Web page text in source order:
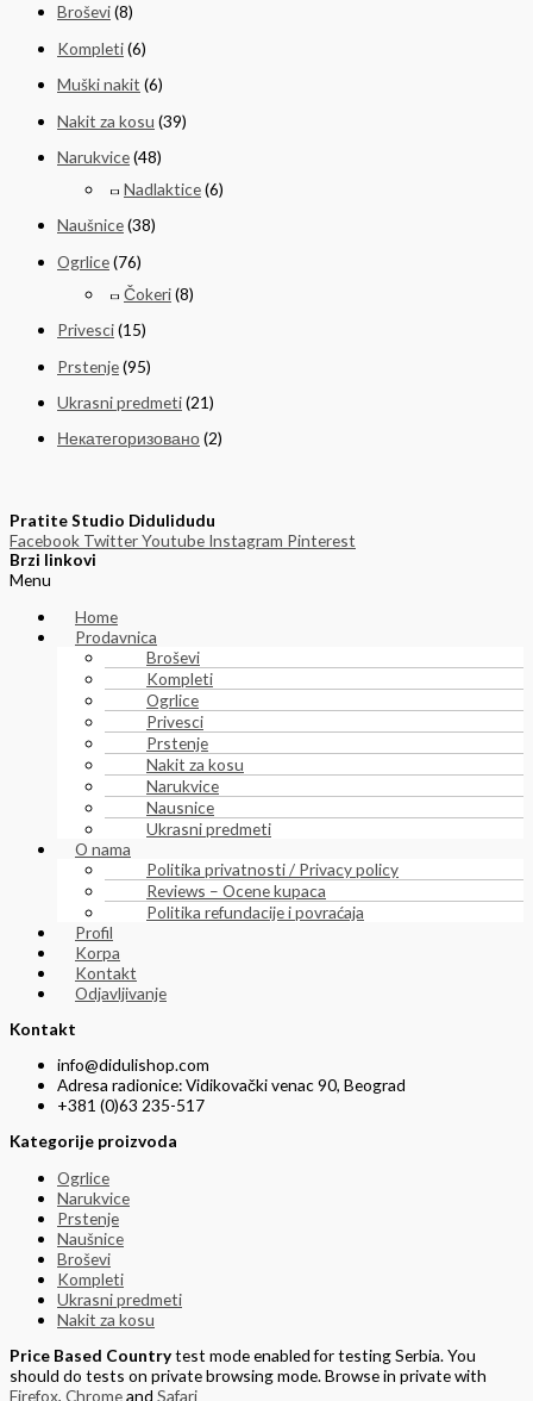
Broševi(8)
Kompleti(6)
Muški nakit (6)
Nakit za kosu (39)
Narukvice(48)
Nadlaktice(6)
Naušnice(38)
Ogrlice(76)
Čokeri(8)
Privesci(15)
Prstenje(95)
Ukrasni predmeti(21)
Некатегоризовано(2)
Pratite Studio Didulidudu
Facebook TwitterYoutube Instagram Pinterest
Brzi linkovi
Menu
Home
Prodavnica
Broševi
Kompleti
Ogrlice
Privesci
Prstenje
Nakit za kosu
Narukvice
Nausnice
Ukrasni predmeti
O nama
Politika privatnosti / Privacy policy
Reviews – Ocene kupaca
Politika refundacije i povraćaja
Profil
Korpa
Kontakt
Odjavljivanje
Kontakt
info@didulishop.com
Adresa radionice: Vidikovački venac 90, Beograd
+381 (0)63 235-517
Kategorije proizvoda
Ogrlice
Narukvice
Prstenje
Naušnice
Broševi
Kompleti
Ukrasni predmeti
Nakit za kosu
Price Based Countrytest mode enabled for testing Serbia. You
should do tests on private browsing mode. Browse in private with
Firefox, Chromeand Safari